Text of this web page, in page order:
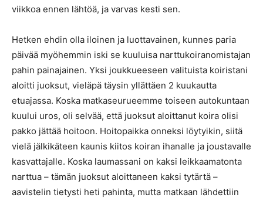
viikkoa ennen lähtöä, ja varvas kesti sen.
Hetken ehdin olla iloinen ja luottavainen, kunnes paria
päivää myöhemmin iski se kuuluisa narttukoiranomistajan
pahin painajainen. Yksi joukkueeseen valituista koiristani
aloitti juoksut, vieläpä täysin yllättäen 2 kuukautta
etuajassa. Koska matkaseurueemme toiseen autokuntaan
kuului uros, oli selvää, että juoksut aloittanut koira olisi
pakko jättää hoitoon. Hoitopaikka onneksi löytyikin, siitä
vielä jälkikäteen kaunis kiitos koiran ihanalle ja joustavalle
kasvattajalle. Koska laumassani on kaksi leikkaamatonta
narttua – tämän juoksut aloittaneen kaksi tytärtä –
aavistelin tietysti heti pahinta, mutta matkaan lähdettiin